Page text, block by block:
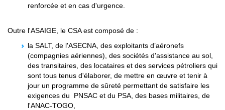
renforcée et en cas d'urgence.
Outre l'ASAIGE, le CSA est composé de :
la SALT, de l'ASECNA, des exploitants d’aéronefs
(compagnies aériennes), des sociétés d'assistance au sol,
des transitaires, des locataires et des services pétroliers qui
sont tous tenus d'élaborer, de mettre en œuvre et tenir à
jour un programme de sûreté permettant de satisfaire les
exigences du PNSAC et du PSA, des bases militaires, de
l'ANAC-TOGO,